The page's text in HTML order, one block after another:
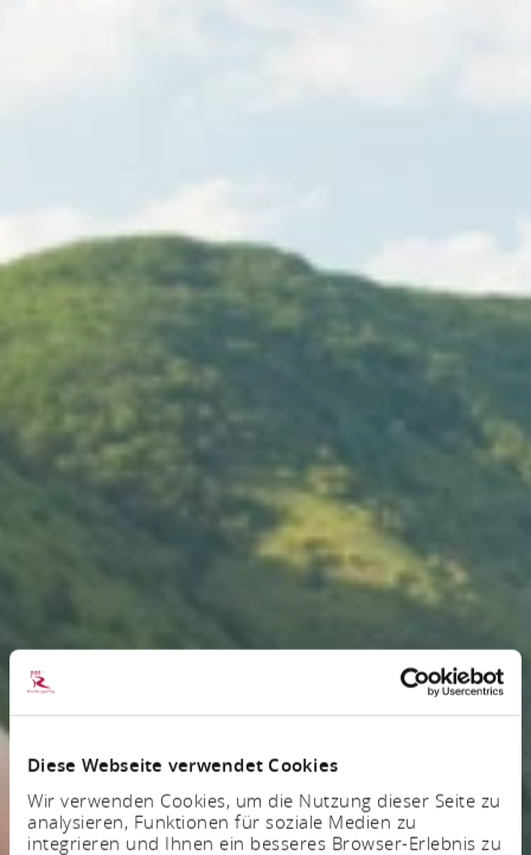
Diese Webseite verwendet Cookies
Wir verwenden Cookies, um die Nutzung dieser Seite zu
analysieren, Funktionen für soziale Medien zu
integrieren und Ihnen ein besseres Browser-Erlebnis zu